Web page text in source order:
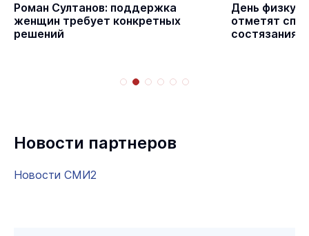
Роман Султанов: поддержка
женщин требует конкретных
решений
День
отметят
Новости партнеров
Новости СМИ2